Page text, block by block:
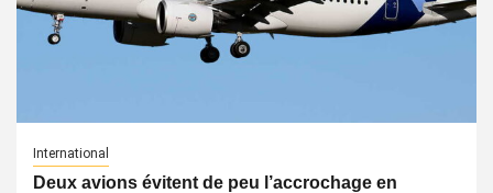
International
Deux avions évitent de peu l’accrochage en